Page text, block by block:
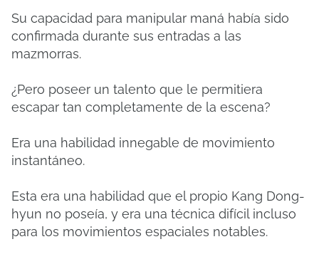
Su capacidad para manipular maná había sido
confirmada durante sus entradas a las
mazmorras.
¿Pero poseer un talento que le permitiera
escapar tan completamente de la escena?
Era una habilidad innegable de movimiento
instantáneo.
Esta era una habilidad que el propio Kang Dong-
hyun no poseía, y era una técnica difícil incluso
para los movimientos espaciales notables.